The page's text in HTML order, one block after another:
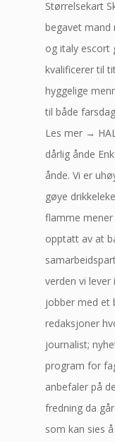
Størrelsekart
begavet mand
og italy escort
kvalificerer til
hyggelige
til både
Les mer →
dårlig ånde
ånde. Vi er
gøye
flamme
opptatt av at
verden vi
jobber med et
redaksjoner
journalist;
program for
anbefaler på
fredning da
som kan sies